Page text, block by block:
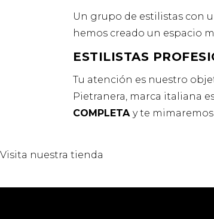
Un grupo de estilistas con
hemos creado un espacio
ESTILISTAS
Tu atención es nuestro
Pietranera, marca italiana
COMPLETA y te
Visita nuestra tienda